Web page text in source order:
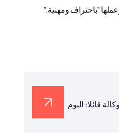
"باحتراف ومهنية ".
له بمناسبة الذكرى السنوية الـ 32 لتأسيس الوكالة قائلا: اليوم